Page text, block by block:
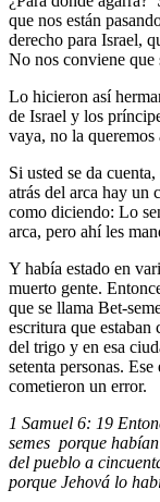
que nos están
derecho para Israel,
No nos conviene que
Lo hicieron así
de Israel y los
vaya, no la
Si usted se da
atrás del arca hay un
como diciendo: Lo
arca, pero ahí les
Y había estado en
muerto gente.
que se llama Bet-
escritura que estaban
del trigo y en esa
setenta personas.
cometieron un error.
1 Samuel 6: 19
semes porque
del pueblo a
porque Jehová lo